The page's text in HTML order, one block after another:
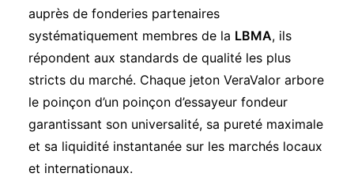
auprès de fonderies partenaires
systématiquement membres de la LBMA, ils
répondent aux standards de qualité les plus
stricts du marché. Chaque jeton VeraValor arbore
le poinçon d’un poinçon d’essayeur fondeur
garantissant son universalité, sa pureté maximale
et sa liquidité instantanée sur les marchés locaux
et internationaux.